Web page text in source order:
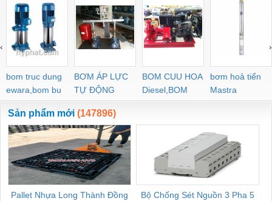
bom truc dung
ewara,bom bu
ewara
BƠM ÁP LỰC
TỰ ĐỘNG
BOM CUU HOA
Diesel,BOM
CHUA CHAY
bơm hoả tiển
Mastra
‹ ›
Sản phẩm mới (147896)
Pallet Nhựa Long Thành Đồng
Bộ Chống Sét Nguồn 3 Pha 5